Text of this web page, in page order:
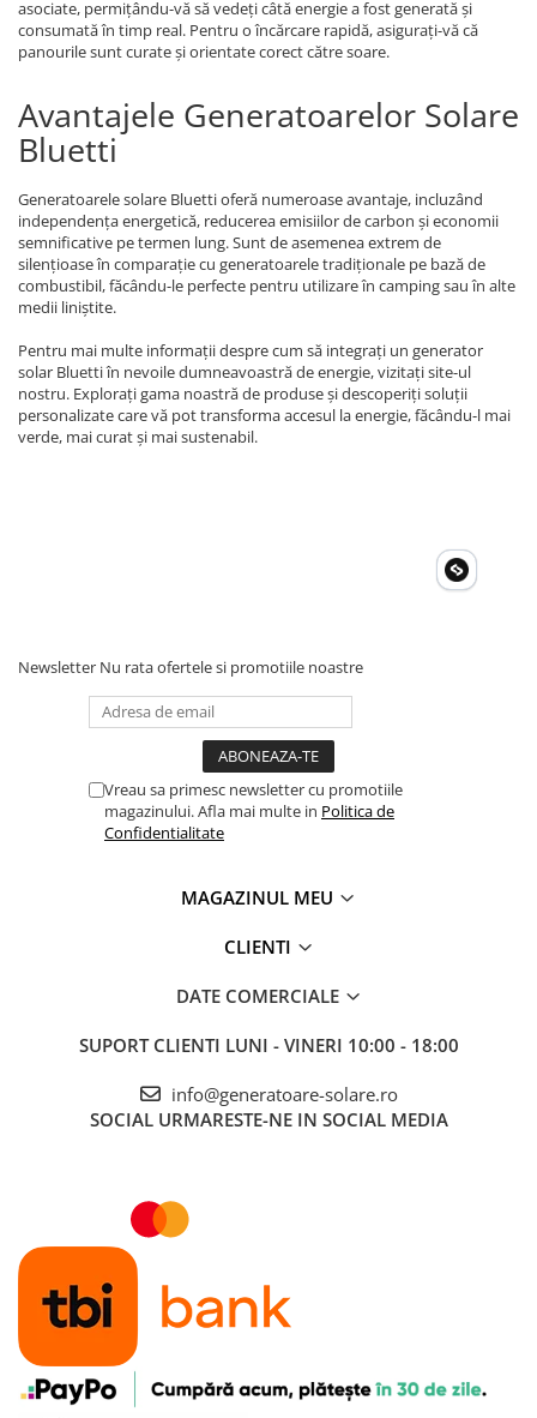
asociate, permițându-vă să vedeți câtă energie a fost generată și
consumată în timp real. Pentru o încărcare rapidă, asigurați-vă că
panourile sunt curate și orientate corect către soare.
Avantajele Generatoarelor Solare
Bluetti
Generatoarele solare Bluetti oferă numeroase avantaje, incluzând
independența energetică, reducerea emisiilor de carbon și economii
semnificative pe termen lung. Sunt de asemenea extrem de
silențioase în comparație cu generatoarele tradiționale pe bază de
combustibil, făcându-le perfecte pentru utilizare în camping sau în alte
medii liniștite.
Pentru mai multe informații despre cum să integrați un generator
solar Bluetti în nevoile dumneavoastră de energie, vizitați site-ul
nostru. Explorați gama noastră de produse și descoperiți soluții
personalizate care vă pot transforma accesul la energie, făcându-l mai
verde, mai curat și mai sustenabil.
Newsletter Nu rata ofertele si promotiile noastre
Vreau sa primesc newsletter cu promotiile
magazinului. Afla mai multe in Politica de
Confidentialitate
MAGAZINUL MEU
CLIENTI
DATE COMERCIALE
SUPORT CLIENTI LUNI - VINERI 10:00 - 18:00
info@generatoare-solare.ro
SOCIAL URMARESTE-NE IN SOCIAL MEDIA